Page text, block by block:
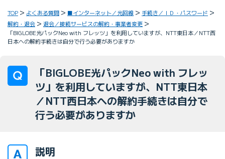
TOP よくある質問 ■インターネット／光回線
手続き／ＩＤ・パスワード
解約・退会
退会／接続サービスの解約・事業者変更
「BIGLOBE光パックNeo with フレッツ」を利用していますが、NTT東日本／NTT西
日本への解約手続きは自分で行う必要がありますか
「BIGLOBE光パックNeo with フレッ
ツ」を利用していますが、NTT東日本
／NTT西日本への解約手続きは自分で
行う必要がありますか
説明